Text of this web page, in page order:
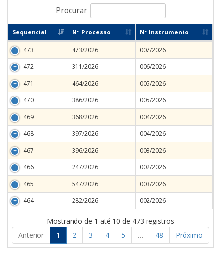
Procurar
Sequencial Nº Processo Nº Instrumento
473 473/2026
007/2026
472
311/2026
006/2026
471
464/2026
005/2026
470
386/2026
005/2026
469
368/2026
004/2026
468
397/2026
004/2026
467
396/2026
003/2026
466
247/2026
002/2026
465
547/2026
003/2026
464
282/2026 002/2026
Mostrando de 1 até 10 de 473 registros
Anterior
1 2 3 4 5 … 48 Próximo